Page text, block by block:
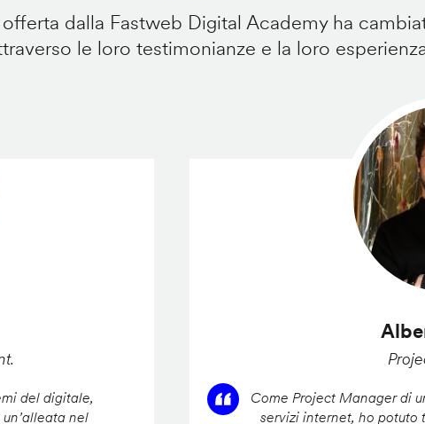
dalla Fastweb Digital Academy ha
le loro testimonianze e la loro
del digitale,
nel
Come Project Manager di
servizi internet, ho potuto